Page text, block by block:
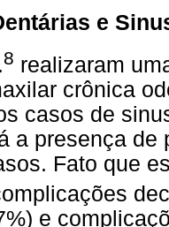
e
8 realizaram
crônica
casos de
a presença
Fato que
e